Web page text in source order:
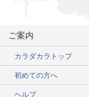
ご案内
カラダカラトップ
初めての方へ
ヘルプ